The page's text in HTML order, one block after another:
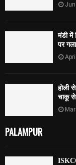
मंडी में
पर
होली
चाकू
PALAMPUR